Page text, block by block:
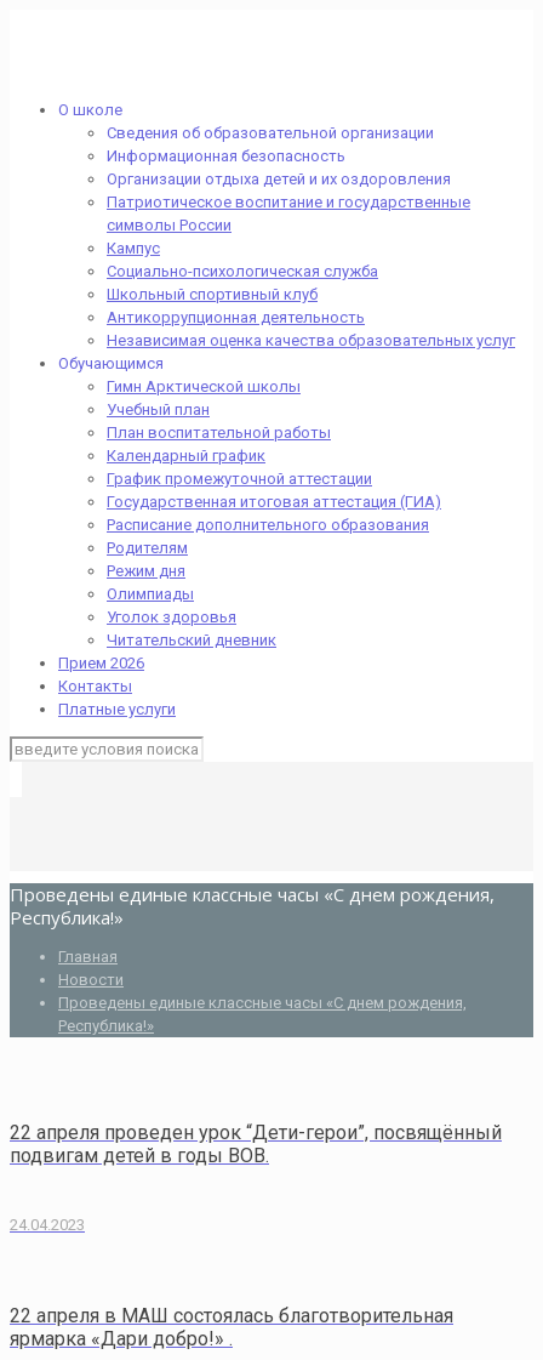
О школе
Сведения об образовательной организации
Информационная безопасность
Организации отдыха детей и их оздоровления
Патриотическое воспитание и государственные
символы России
Кампус
Социально-психологическая служба
Школьный спортивный клуб
Антикоррупционная деятельность
Независимая оценка качества образовательных услуг
Обучающимся
Гимн Арктической школы
Учебный план
План воспитательной работы
Календарный график
График промежуточной аттестации
Государственная итоговая аттестация (ГИА)
Расписание дополнительного образования
Родителям
Режим дня
Олимпиады
Уголок здоровья
Читательский дневник
Прием 2026
Контакты
Платные услуги
Проведены единые классные часы «С днем рождения,
Республика!»
Главная
Новости
Проведены единые классные часы «С днем рождения,
Республика!»
22 апреля проведен урок “Дети-герои”, посвящённый
подвигам детей в годы ВОВ.
24.04.2023
22 апреля в МАШ состоялась благотворительная
ярмарка «Дари добро!» .